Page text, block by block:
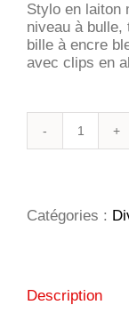
Stylo en laiton
niveau à
bille à encre
avec clips en
en
1
Catégories :
Description